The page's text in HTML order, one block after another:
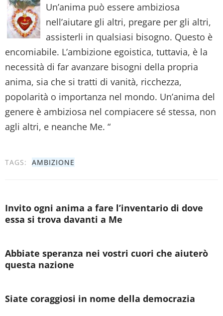
Un’anima può essere ambiziosa
nell’aiutare gli altri, pregare per gli altri,
assisterli in qualsiasi bisogno. Questo è
encomiabile. L’ambizione egoistica, tuttavia, è la
necessità di far avanzare bisogni della propria
anima, sia che si tratti di vanità, ricchezza,
popolarità o importanza nel mondo. Un’anima del
genere è ambiziosa nel compiacere sé stessa, non
agli altri, e neanche Me. “
TAGS: AMBIZIONE
Invito ogni anima a fare l’inventario di dove
essa si trova davanti a Me
Abbiate speranza nei vostri cuori che aiuterò
questa nazione
Siate coraggiosi in nome della democrazia